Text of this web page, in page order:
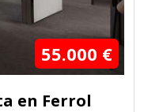
55.000 €
en Ferrol